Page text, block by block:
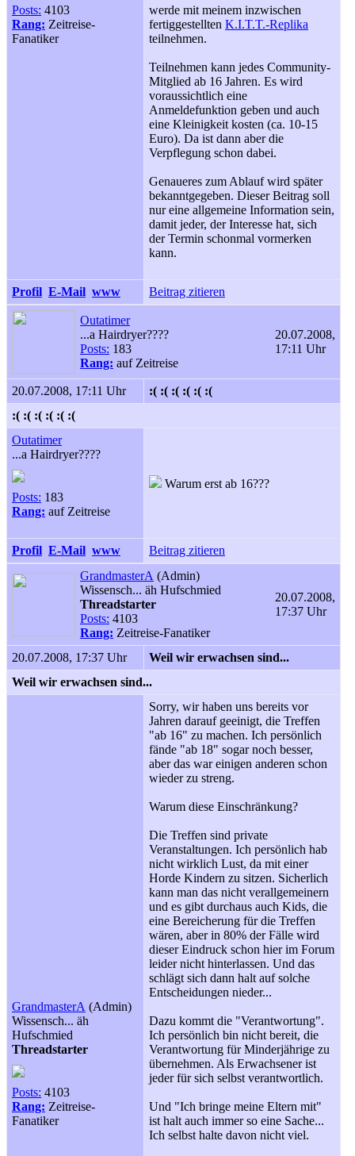
Posts: 4103
Rang: Zeitreise-
Fanatiker
werde mit meinem inzwischen
fertiggestellten K.I.T.T.-Replika
teilnehmen.
Teilnehmen kann jedes Community-
Mitglied ab 16 Jahren. Es wird
voraussichtlich eine
Anmeldefunktion geben und auch
eine Kleinigkeit kosten (ca. 10-15
Euro). Da ist dann aber die
Verpflegung schon dabei.
Genaueres zum Ablauf wird später
bekanntgegeben. Dieser Beitrag soll
nur eine allgemeine Information sein,
damit jeder, der Interesse hat, sich
der Termin schonmal vormerken
kann.
Profil E-Mail www Beitrag zitieren
Outatimer
...a Hairdryer????
Posts: 183
Rang: auf Zeitreise
20.07.2008,
17:11 Uhr
20.07.2008, 17:11 Uhr
:( :( :( :( :( :(
:( :( :( :( :( :(
Outatimer
...a Hairdryer????
Posts: 183
Rang: auf Zeitreise
Warum erst ab 16???
Profil E-Mail www
Beitrag zitieren
GrandmasterA (Admin)
Wissensch... äh Hufschmied
Threadstarter
Posts: 4103
Rang: Zeitreise-Fanatiker
20.07.2008,
17:37 Uhr
20.07.2008, 17:37 Uhr
Weil wir erwachsen sind...
Weil wir erwachsen sind...
GrandmasterA (Admin)
Wissensch... äh
Hufschmied
Threadstarter
Posts: 4103
Rang: Zeitreise-
Fanatiker
Sorry, wir haben uns bereits vor
Jahren darauf geeinigt, die Treffen
"ab 16" zu machen. Ich persönlich
fände "ab 18" sogar noch besser,
aber das war einigen anderen schon
wieder zu streng.
Warum diese Einschränkung?
Die Treffen sind private
Veranstaltungen. Ich persönlich hab
nicht wirklich Lust, da mit einer
Horde Kindern zu sitzen. Sicherlich
kann man das nicht verallgemeinern
und es gibt durchaus auch Kids, die
eine Bereicherung für die Treffen
wären, aber in 80% der Fälle wird
dieser Eindruck schon hier im Forum
leider nicht hinterlassen. Und das
schlägt sich dann halt auf solche
Entscheidungen nieder...
Dazu kommt die "Verantwortung".
Ich persönlich bin nicht bereit, die
Verantwortung für Minderjährige zu
übernehmen. Als Erwachsener ist
jeder für sich selbst verantwortlich.
Und "Ich bringe meine Eltern mit"
ist halt auch immer so eine Sache...
Ich selbst halte davon nicht viel.